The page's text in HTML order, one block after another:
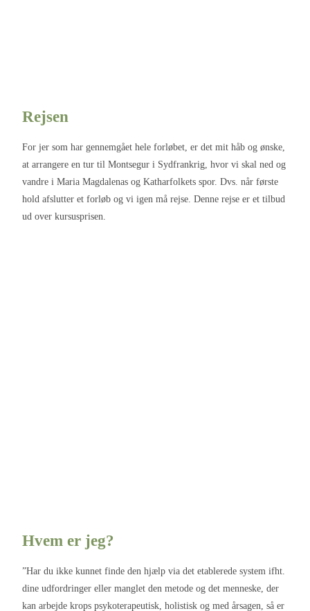
Rejsen
For jer som har gennemgået hele forløbet, er det mit håb og ønske,
at arrangere en tur til Montsegur i Sydfrankrig, hvor vi skal ned og
vandre i Maria Magdalenas og Katharfolkets spor. Dvs. når første
hold afslutter et forløb og vi igen må rejse. Denne rejse er et tilbud
ud over kursusprisen.
Hvem er jeg?
”Har du ikke kunnet finde den hjælp via det etablerede system ifht.
dine udfordringer eller manglet den metode og det menneske, der
kan arbejde krops psykoterapeutisk, holistisk og med årsagen, så er